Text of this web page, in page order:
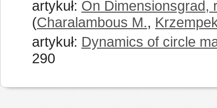
artykuł: On Dimensionsgrad,
(Charalambous M.,
artykuł: Dynamics of circle
290